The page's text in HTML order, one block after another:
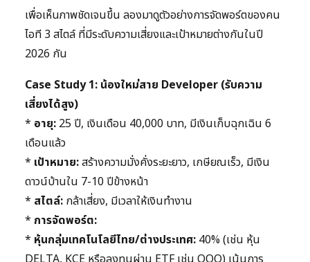
เพื่อเห็นภาพชัดเจนขึ้น ลองมาดูตัวอย่างการจัดพอร์ตของคน
ไอที 3 สไตล์ ที่มีระดับความเสี่ยงและเป้าหมายต่างกันในปี
2026 กัน
Case Study 1: น้องใหม่สาย Developer (รับความ
เสี่ยงได้สูง)
* อายุ: 25 ปี, เงินเดือน 40,000 บาท, มีเงินเก็บฉุกเฉิน 6
เดือนแล้ว
* เป้าหมาย:สร้างความมั่งคั่งระยะยาว, เกษียณเร็ว, มีเงิน
ดาวน์บ้านใน 7-10 ปีข้างหน้า
* สไตล์: กล้าเสี่ยง, มีเวลาให้เงินทำงาน
* การจัดพอร์ต:
* หุ้นกลุ่มเทคโนโลยีไทย/ต่างประเทศ: 40% (เช่น หุ้น